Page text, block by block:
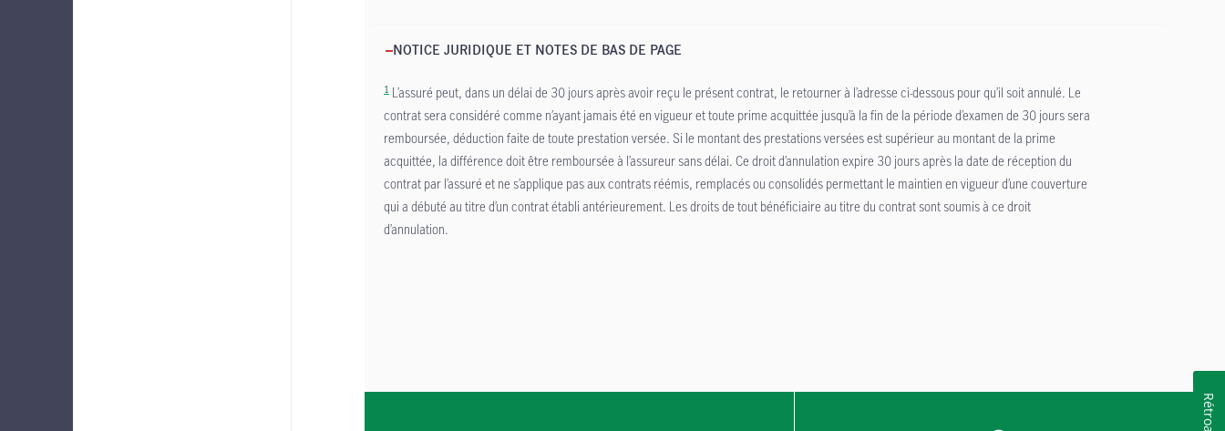
NOTICE JURIDIQUE ET NOTES DE BAS DE PAGE
1 L’assuré peut, dans un délai de 30 jours après avoir reçu le présent contrat, le retourner à l’adresse ci-dessous pour qu’il soit annulé. Le
contrat sera considéré comme n’ayant jamais été en vigueur et toute prime acquittée jusqu’à la fin de la période d’examen de 30 jours sera
remboursée, déduction faite de toute prestation versée. Si le montant des prestations versées est supérieur au montant de la prime
acquittée, la différence doit être remboursée à l’assureur sans délai. Ce droit d’annulation expire 30 jours après la date de réception du
contrat par l’assuré et ne s’applique pas aux contrats réémis, remplacés ou consolidés permettant le maintien en vigueur d’une couverture
qui a débuté au titre d’un contrat établi antérieurement. Les droits de tout bénéficiaire au titre du contrat sont soumis à ce droit
d’annulation.